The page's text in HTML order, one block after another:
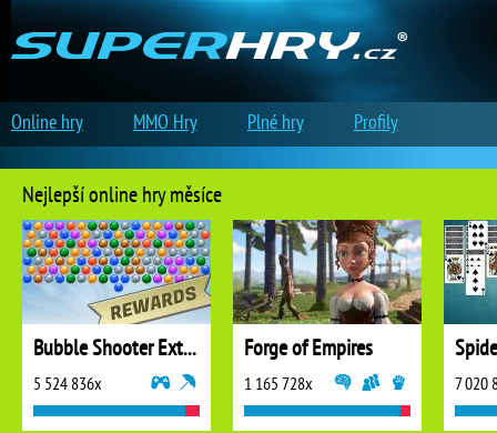
Nejlepší online hry měsíce
Bubble Shooter Extreme
5 524 836x
Forge of Empires
1 165 728x 7 020
Online hry MMO Hry Plné hry Profily